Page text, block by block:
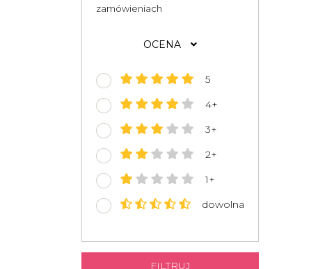
zamówieniach
OCENA
5
4+
3+
2+
1+
dowolna
FILTRUJ